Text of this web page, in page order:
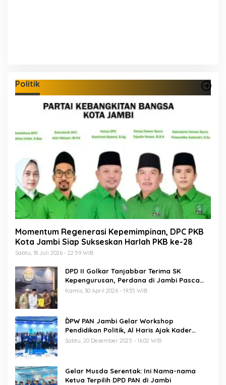
Politik
Momentum Regenerasi Kepemimpinan, DPC PKB
Kota Jambi Siap Sukseskan Harlah PKB ke-28
Sabtu, 18 Juli 2026 - 22:59 WIB
DPD II Golkar Tanjabbar Terima SK
Kepengurusan, Perdana di Jambi Pasca
Musda
Kamis, 30 April 2026 - 19:35 WIB
ĎPW PAN Jambi Gelar Workshop
Pendidikan Politik, Al Haris Ajak Kader
Perkuat Soliditas Jelang Pemilu 2029
Sabtu, 20 Desember 2025 - 16:02 WIB
Gelar Musda Serentak: Ini Nama-nama
Ketua Terpilih DPD PAN di Jambi